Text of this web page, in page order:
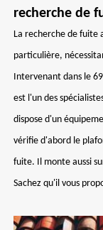
recherche de
La recherche de fuite
particulière,
Intervenant dans le
est l'un des
dispose d'un
vérifie d'abord le
fuite. Il monte aussi
Sachez qu'il vous